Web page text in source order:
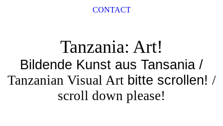
Tanzania: Art!
Bildende Kunst aus Tansania /
Tanzanian Visual Art bitte scrollen! /
scroll down please!
CONTACT